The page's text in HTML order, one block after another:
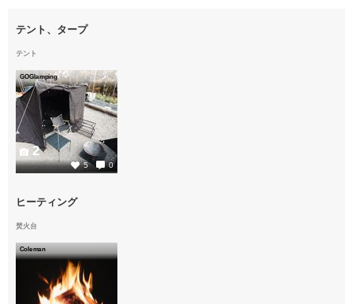
テント、タープ
テント
GOGlamping
5 0
2
ヒーティング
焚火台
Coleman